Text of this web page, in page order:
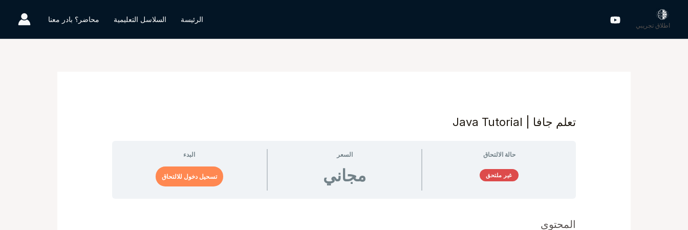
اطلاق تجريبي
الرئيسة السلاسل التعليمية محاضر؟ بادر معنا
تعلم جافا | Java Tutorial
حالة الالتحاق
غير ملتحق
السعر
مجاني
البدء
تسحيل دخول للالتحاق